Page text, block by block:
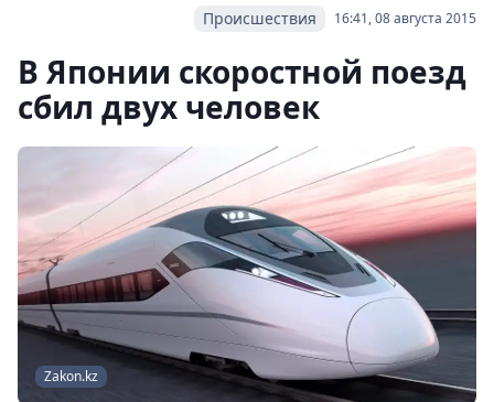
16:41, 08 августа 2015
Происшествия
В Японии cкоростной поезд
сбил двух человек
Zakon.kz